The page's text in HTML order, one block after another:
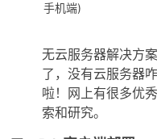
手机端)
无云服务器解决方
了，没有云服务器
啦！网上有很多优
索和研究。